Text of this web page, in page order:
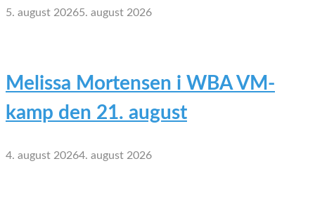
5. august 20265. august 2026
Melissa Mortensen i WBA VM-
kamp den 21. august
4. august 20264. august 2026